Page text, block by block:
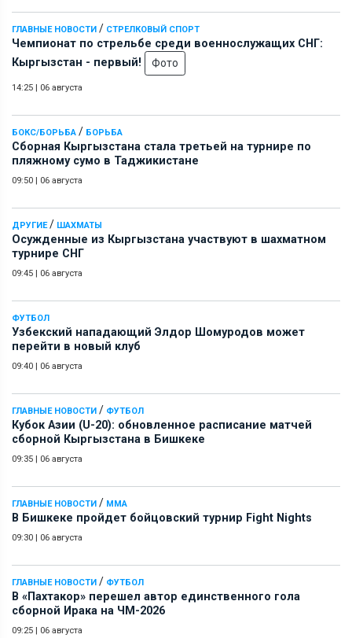
ГЛАВНЫЕ НОВОСТИ / СТРЕЛКОВЫЙ СПОРТ
Чемпионат по стрельбе среди военнослужащих СНГ:
Кыргызстан - первый!
Фото
14:25 | 06 августа
БОКС/БОРЬБА / БОРЬБА
Сборная Кыргызстана стала третьей на турнире по
пляжному сумо в Таджикистане
09:50 | 06 августа
ДРУГИЕ/ ШАХМАТЫ
Осужденные из Кыргызстана участвуют в шахматном
турнире СНГ
09:45 | 06 августа
ФУТБОЛ
Узбекский нападающий Элдор Шомуродов может
перейти в новый клуб
09:40 | 06 августа
ГЛАВНЫЕ НОВОСТИ / ФУТБОЛ
Кубок Азии (U-20): обновленное расписание матчей
сборной Кыргызстана в Бишкеке
09:35 | 06 августа
ГЛАВНЫЕ НОВОСТИ / ММА
В Бишкеке пройдет бойцовский турнир Fight Nights
09:30 | 06 августа
ГЛАВНЫЕ НОВОСТИ / ФУТБОЛ
В «Пахтакор» перешел автор единственного гола
сборной Ирака на ЧМ-2026
09:25 | 06 августа